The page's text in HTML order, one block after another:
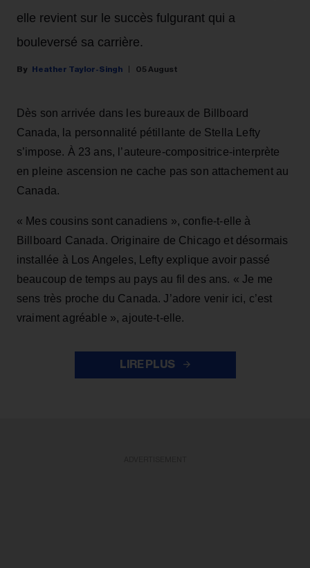
elle revient sur le succès fulgurant qui a
bouleversé sa carrière.
Heather Taylor-Singh 05 August
Dès son arrivée dans les bureaux de Billboard
Canada, la personnalité pétillante de Stella Lefty
s’impose. À 23 ans, l’auteure-compositrice-interprète
en pleine ascension ne cache pas son attachement au
Canada.
« Mes cousins sont canadiens », confie-t-elle à
Billboard Canada. Originaire de Chicago et désormais
installée à Los Angeles, Lefty explique avoir passé
beaucoup de temps au pays au fil des ans. « Je me
sens très proche du Canada. J’adore venir ici, c’est
vraiment agréable », ajoute-t-elle.
LIRE PLUS